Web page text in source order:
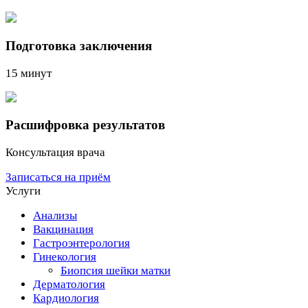
Подготовка заключения
15 минут
Расшифровка результатов
Консультация врача
Записаться на приём
Услуги
Анализы
Вакцинация
Гастроэнтерология
Гинекология
Биопсия шейки матки
Дерматология
Кардиология